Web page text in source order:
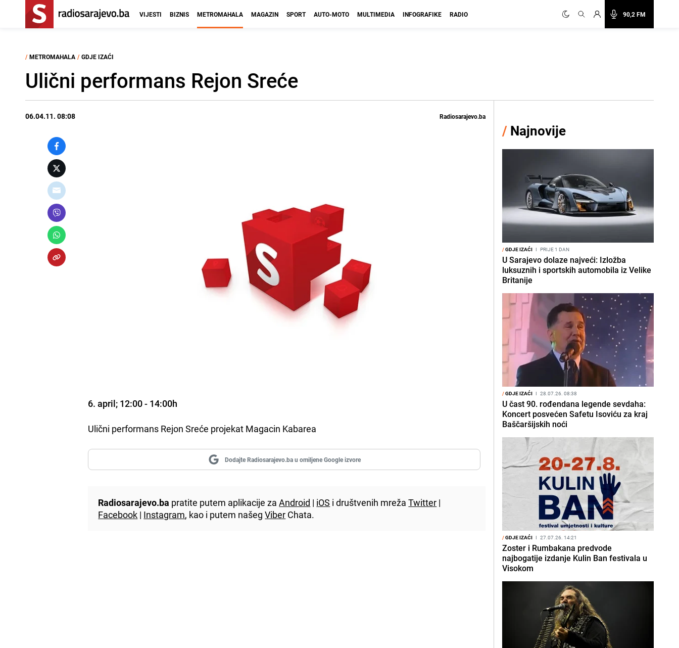
90,2 FM
VIJESTI BIZNIS METROMAHALA MAGAZIN SPORT AUTO-MOTO MULTIMEDIA INFOGRAFIKE RADIO
/ METROMAHALA / GDJE IZAĆI
Ulični performans Rejon Sreće
06.04.11. 08:08 Radiosarajevo.ba
6. april; 12:00 - 14:00h
Ulični performans Rejon Sreće projekat Magacin Kabarea
Dodajte Radiosarajevo.ba u omiljene Google izvore
Radiosarajevo.ba pratite putem aplikacije zaAndroid | iOS i društvenih mrežaTwitter |
Facebook | Instagram, kao i putem našegViber Chata.
/ Najnovije
/GDJE IZAĆI I PRIJE 1 DAN
U Sarajevo dolaze najveći: Izložba
luksuznih i sportskih automobila iz Velike
Britanije
/GDJE IZAĆI I 28.07.26. 08:38
U čast 90. rođendana legende sevdaha:
Koncert posvećen Safetu Isoviću za kraj
Baščaršijskih noći
/GDJE IZAĆI I 27.07.26. 14:21
Zoster i Rumbakana predvode
najbogatije izdanje Kulin Ban festivala u
Visokom